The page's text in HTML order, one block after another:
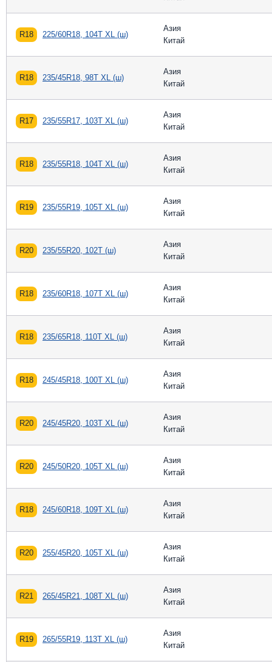
R18 225/60R18, 104T XL (ш)
Азия
Китай
R18 235/45R18, 98T XL (ш)
Азия
Китай
R17 235/55R17, 103T XL (ш)
Азия
Китай
R18 235/55R18, 104T XL (ш)
Азия
Китай
R19 235/55R19, 105T XL (ш)
Азия
Китай
R20 235/55R20, 102T (ш)
Азия
Китай
R18 235/60R18, 107T XL (ш)
Азия
Китай
R18 235/65R18, 110T XL (ш)
Азия
Китай
R18 245/45R18, 100T XL (ш)
Азия
Китай
R20 245/45R20, 103T XL (ш)
Азия
Китай
R20 245/50R20, 105T XL (ш)
Азия
Китай
R18 245/60R18, 109T XL (ш)
Азия
Китай
R20 255/45R20, 105T XL (ш)
Азия
Китай
R21 265/45R21, 108T XL (ш)
Азия
Китай
R19 265/55R19, 113T XL (ш)
Азия
Китай